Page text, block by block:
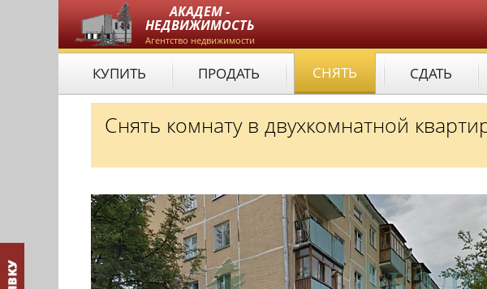
АКАДЕМ -
НЕДВИЖИМОСТЬ
Агентство недвижимости
КУПИТЬ ПРОДАТЬ СНЯТЬ СДАТЬ
Снять комнату в двухкомнатной